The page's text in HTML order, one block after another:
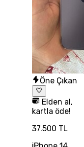
Öne Çıkan
Elden al,
kartla öde!
37.500 TL